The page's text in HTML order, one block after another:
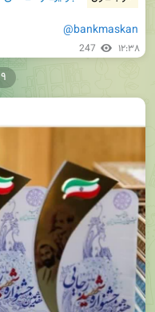
@bankmaskan
247 ۱۲:۳۸
۹ اسفند ۱۴۰۳